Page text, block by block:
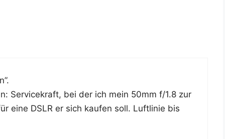
Ser­vice­kraft, bei der ich mein 50mm f/1.8 zur
eine DSLR er sich kau­fen soll. Luft­li­nie bis